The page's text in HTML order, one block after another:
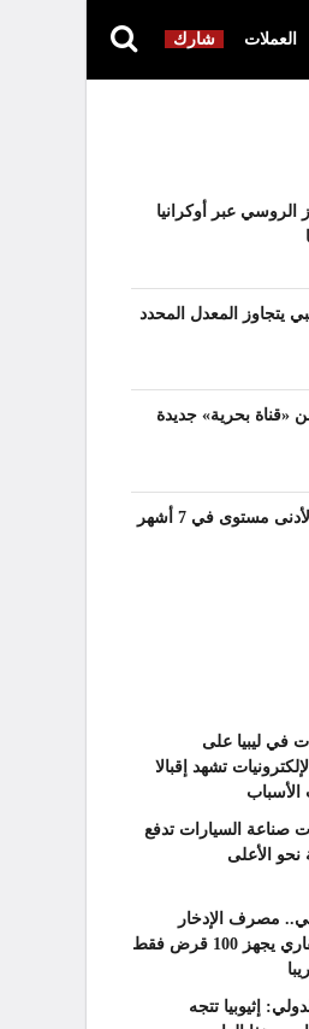
العملات شارك
عبر أوكرانيا
يتجاوز المعدل المحدد
بحرية» جديدة
مستوى في 7 أشهر
في ليبيا على
تشهد إقبالا
الأسباب
السيارات تدفع
نحو الأعلى
مصرف الإدخار
والإستثمار العقاري يجهز 100 قرض فقط
إثيوبيا تتجه